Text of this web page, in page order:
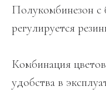
Полукомбинезон с
регулируется
Комбинация
удобства в